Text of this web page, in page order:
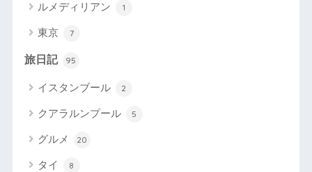
ルメディリアン 1
東京 7
旅日記 95
イスタンブール 2
クアラルンプール 5
グルメ 20
タイ 8